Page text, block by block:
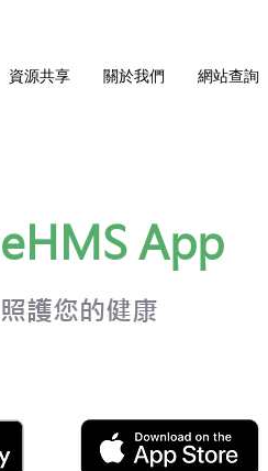
資源共享 關於我們 網站查詢
eHMS App
照護您的健康